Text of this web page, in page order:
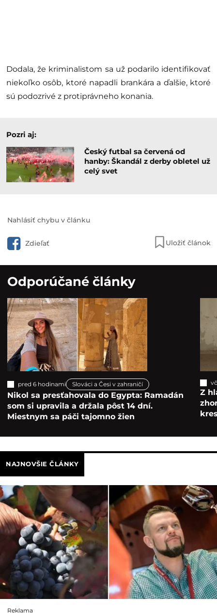
Dodala, že kriminalistom sa už podarilo identifikovať
niekoľko osôb, ktoré napadli brankára a ďalšie, ktoré
sú podozrivé z protiprávneho konania.
Pozri aj:
Český futbal sa červená od
hanby: Škandál z derby obletel už
celý svet
Nahlásiť chybu v článku
Zdieľať Uložiť článok
Odporúčané články
pred 6 hodinami Slováci a Česi v zahraničí
Nikol sa presťahovala do Egypta: Ramadán
som si upravila a držala pôst 14 dní.
Miestnym sa páči tajomno žien
Z
NAJNOVŠIE ČLÁNKY
Reklama